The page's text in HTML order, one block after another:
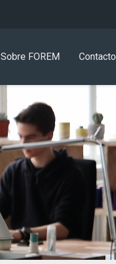
Sobre FOREM Contacto